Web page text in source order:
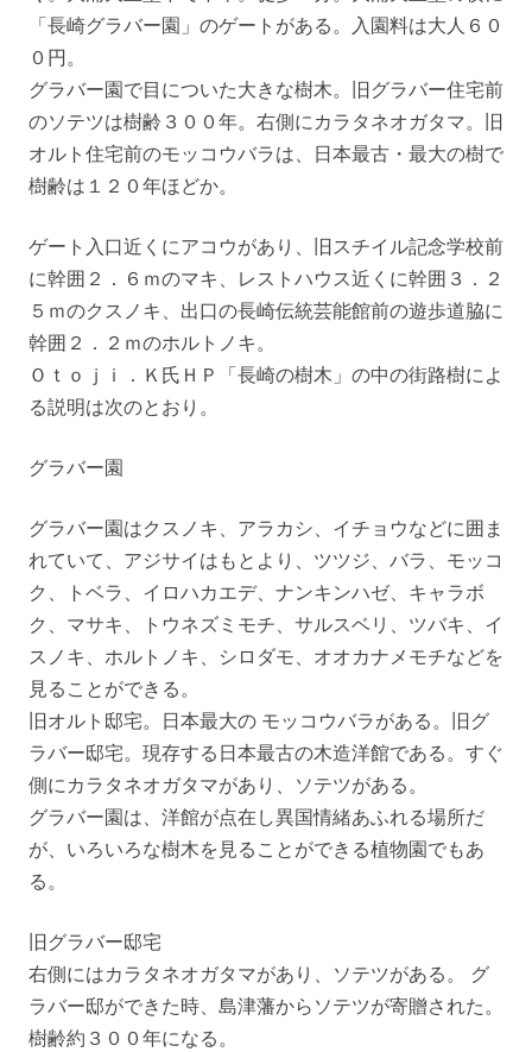
「長崎グラバー園」のゲートがある。入園料は大人６０
０円。
グラバー園で目についた大きな樹木。旧グラバー住宅前
のソテツは樹齢３００年。右側にカラタネオガタマ。旧
オルト住宅前のモッコウバラは、日本最古・最大の樹で
樹齢は１２０年ほどか。
ゲート入口近くにアコウがあり、旧スチイル記念学校前
に幹囲２．６ｍのマキ、レストハウス近くに幹囲３．２
５ｍのクスノキ、出口の長崎伝統芸能館前の遊歩道脇に
幹囲２．２ｍのホルトノキ。
Ｏｔｏｊｉ．Ｋ氏ＨＰ「長崎の樹木」の中の街路樹によ
る説明は次のとおり。
グラバー園
グラバー園はクスノキ、アラカシ、イチョウなどに囲ま
れていて、アジサイはもとより、ツツジ、バラ、モッコ
ク、トベラ、イロハカエデ、ナンキンハゼ、キャラボ
ク、マサキ、トウネズミモチ、サルスベリ、ツバキ、イ
スノキ、ホルトノキ、シロダモ、オオカナメモチなどを
見ることができる。
旧オルト邸宅。日本最大の モッコウバラがある。旧グ
ラバー邸宅。現存する日本最古の木造洋館である。すぐ
側にカラタネオガタマがあり、ソテツがある。
グラバー園は、洋館が点在し異国情緒あふれる場所だ
が、いろいろな樹木を見ることができる植物園でもあ
る。
旧グラバー邸宅
右側にはカラタネオガタマがあり、ソテツがある。 グ
ラバー邸ができた時、島津藩からソテツが寄贈された。
樹齢約３００年になる。